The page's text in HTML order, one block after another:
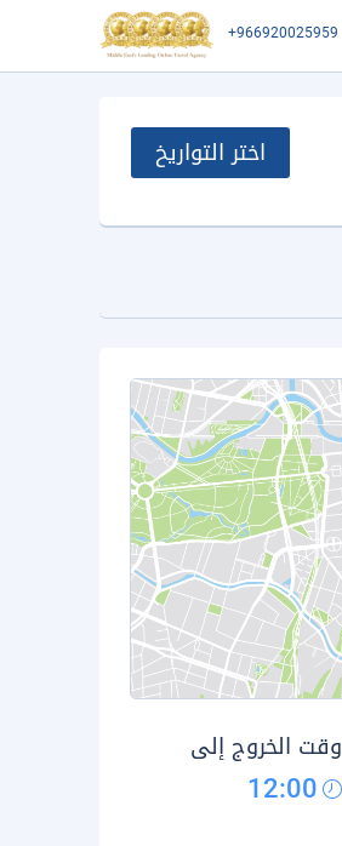
+966920025959
اختر التواريخ
وقت الخروج إلى
12:00